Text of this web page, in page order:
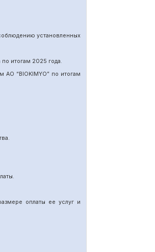
установленных
итогам 2025 года.
АО “BIOKIMYO” по итогам
оплаты ее услуг и